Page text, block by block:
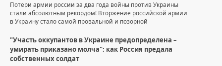
Потери армии россии за два года войны против Украины
стали абсолютным рекордом! Вторжение российской армии
в Украину стало самой провальной и позорной
"Участь оккупантов в Украине предопределена –
умирать приказано молча": как Россия предала
собственных солдат